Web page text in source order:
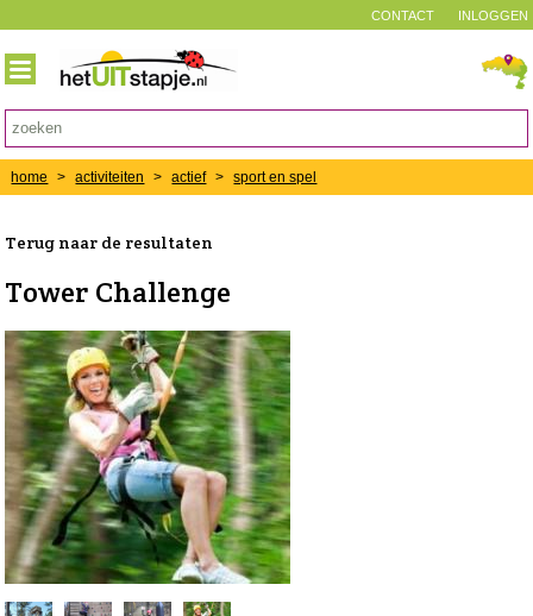
INLOGGEN
CONTACT
home > activiteiten > actief > sport en spel
Terug naar de resultaten
Tower Challenge